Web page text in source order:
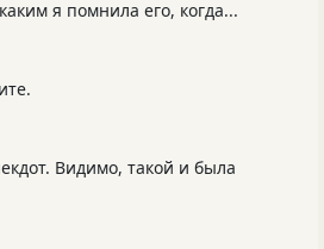
я помнила его, когда...
Видимо, такой и была